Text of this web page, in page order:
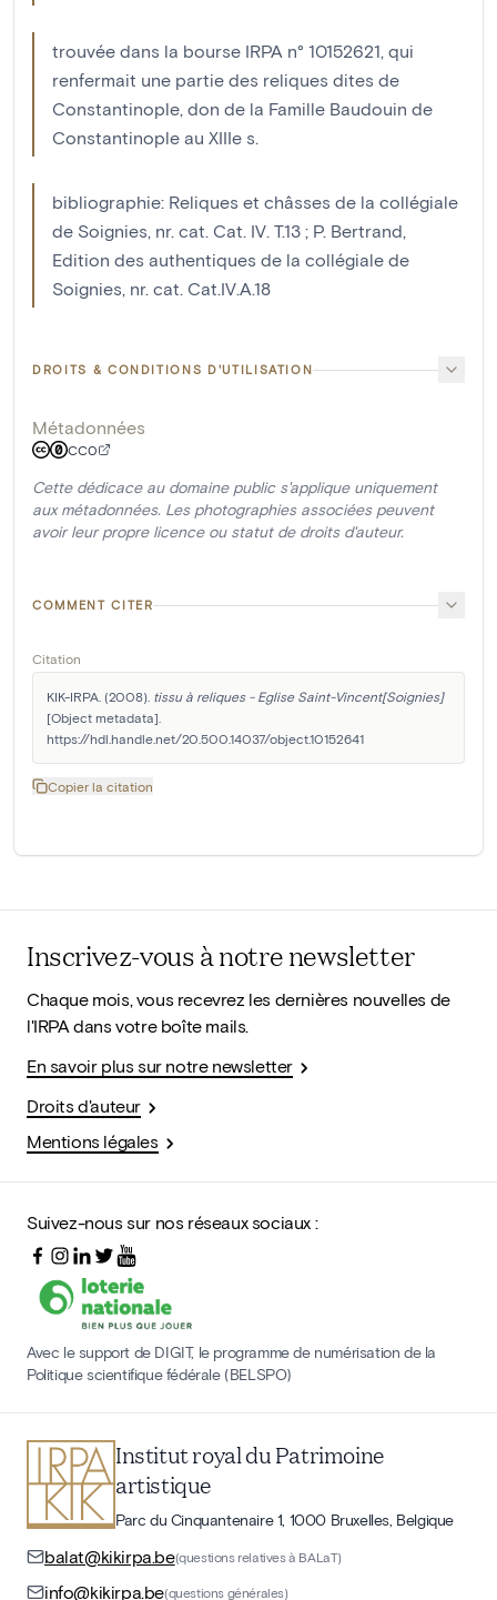
trouvée dans la bourse IRPA n° 10152621, qui
renfermait une partie des reliques dites de
Constantinople, don de la Famille Baudouin de
Constantinople au XIIIe s.
bibliographie: Reliques et châsses de la collégiale
de Soignies, nr. cat. Cat. IV. T.13 ; P. Bertrand,
Edition des authentiques de la collégiale de
Soignies, nr. cat. Cat.IV.A.18
DROITS & CONDITIONS D'UTILISATION
Métadonnées
CC0
Cette dédicace au domaine public s'applique uniquement
aux métadonnées. Les photographies associées peuvent
avoir leur propre licence ou statut de droits d'auteur.
COMMENT CITER
Citation
KIK-IRPA. (2008). tissu à reliques - Eglise Saint-Vincent[Soignies]
[Object metadata].
https://hdl.handle.net/20.500.14037/object.10152641
Copier la citation
Inscrivez-vous à notre newsletter
Chaque mois, vous recevrez les dernières nouvelles de
l'IRPA dans votre boîte mails.
En savoir plus sur notre newsletter
Droits d'auteur
Mentions légales
Suivez-nous sur nos réseaux sociaux :
Avec le support de DIGIT, le programme de numérisation de la
Politique scientifique fédérale (BELSPO)
Institut royal du Patrimoine
artistique
Parc du Cinquantenaire 1, 1000 Bruxelles, Belgique
balat@kikirpa.be(questions relatives à BALaT)
info@kikirpa.be(questions générales)